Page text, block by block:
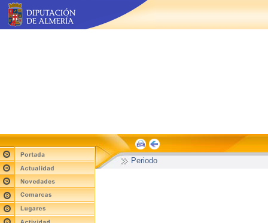
Periodo